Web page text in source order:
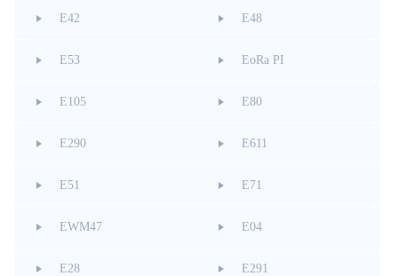
E42 E48
E53 EoRa PI
E105 E80
E290 E611
E51 E71
EWM47 E04
E28 E291